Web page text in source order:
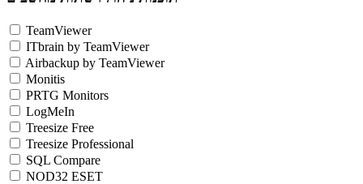
TeamViewer
ITbrain by TeamViewer
Airbackup by TeamViewer
Monitis
PRTG Monitors
LogMeIn
Treesize Free
Treesize Professional
SQL Compare
NOD32 ESET